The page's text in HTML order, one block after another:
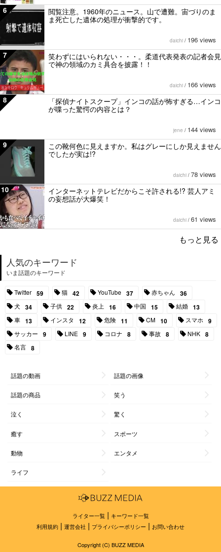
6
閲覧注意。1960年のニュース。山で遭難。宙づりのま
ま死亡した遺体の処理が衝撃的です。
daichi / 196 views
7
笑わずにはいられない・・・。柔道代表発表の記者会見
で神の領域のカミ具合を披露！！
daichi / 166 views
8
「探偵ナイトスクープ」インコの話が怖すぎる…インコ
が喋った驚愕の内容とは？
jene / 144 views
9
この靴何色に見えますか。私はグレーにしか見えません
でしたが実は!?
daichi / 78 views
10
インターネットテレビだからこそ許される!? 芸人アミ
の妄想話が大爆笑！
daichi / 61 views
もっと見る
人気のキーワード
いま話題のキーワード
Twitter 59 猫 42 YouTube 37 赤ちゃん 36
犬 34 子供 22 炎上 16 中国 15 結婚 13
車 13 インスタ 12 危険 11 CM 10 スマホ 9
サッカー 9 LINE 9 コロナ 8 事故 8 NHK 8
名言 8
話題の動画 話題の画像
話題の商品 笑う
泣く 驚く
癒す スポーツ
動物 エンタメ
ライフ
ライター一覧| キーワード一覧
利用規約 | 運営会社 | プライバシーポリシー | お問い合わせ
Copyright (C) BUZZ MEDIA